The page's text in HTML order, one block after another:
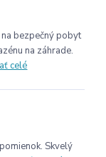
na bezpečný pobyt
na záhrade.
celé
Skvelý